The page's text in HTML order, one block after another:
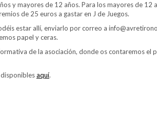
y mayores de 12 años. Para los mayores de
de 25 euros a gastar en J de Juegos.
estar allí, enviarlo por correo a
papel y ceras.
de la asociación, donde os contaremos el
aquí.